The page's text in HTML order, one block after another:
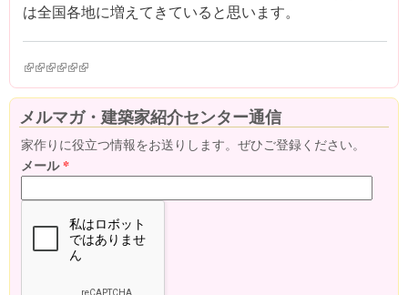
は全国各地に増えてきていると思います。
(link is external)
(link is external)
(link is external)
(link is external)
(link is external)
(link is external)
メルマガ・建築家紹介センター通信
家作りに役立つ情報をお送りします。ぜひご登録ください。
メール*